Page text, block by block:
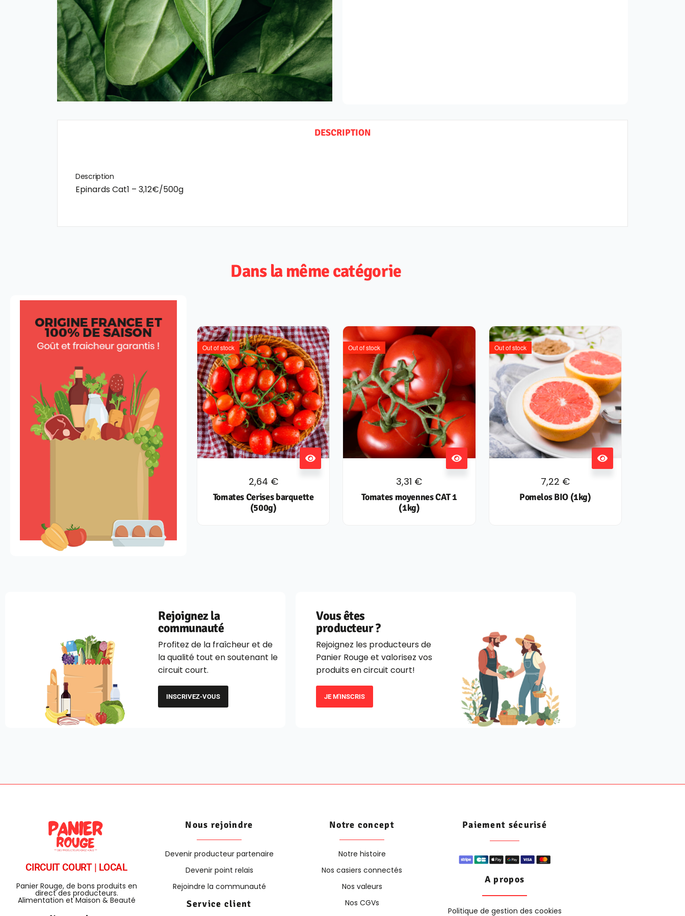
DESCRIPTION
Description
Epinards Cat1 – 3,12€/500g
Dans la même catégorie
Out of stock
2,64 €
Tomates Cerises barquette
(500g)
Out of stock
3,31 €
Tomates moyennes CAT 1
(1kg)
Out of stock
7,22 €
Pomelos BIO (1kg)
Rejoignez la
communauté
Profitez de la fraîcheur et de
la qualité tout en soutenant le
circuit court.
INSCRIVEZ-VOUS
Vous êtes
producteur ?
Rejoignez les producteurs de
Panier Rouge et valorisez vos
produits en circuit court!
JE M'INSCRIS
CIRCUIT COURT | LOCAL
Panier Rouge, de bons produits en
direct des producteurs.
Alimentation et Maison & Beauté
Nous rejoindre
Devenir producteur partenaire
Devenir point relais
Rejoindre la communauté
Service client
Notre concept
Notre histoire
Nos casiers connectés
Nos valeurs
Nos CGVs
Paiement sécurisé
A propos
Politique de gestion des cookies